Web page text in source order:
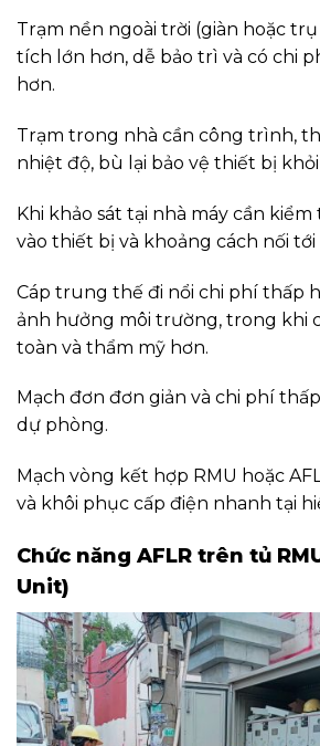
Trạm nền ngoài trời (giàn hoặc
tích lớn hơn, dễ bảo trì và có chi
hơn.
Trạm trong nhà cần công trình,
nhiệt độ, bù lại bảo vệ thiết bị
Khi khảo sát tại nhà máy cần
vào thiết bị và khoảng cách nối tới
Cáp trung thế đi nổi chi phí thấp
ảnh hưởng môi trường, trong khi
toàn và thẩm mỹ hơn.
Mạch đơn đơn giản và chi phí
dự phòng.
Mạch vòng kết hợp RMU hoặc
và khôi phục cấp điện nhanh tại
Chức năng AFLR trên tủ
Unit)